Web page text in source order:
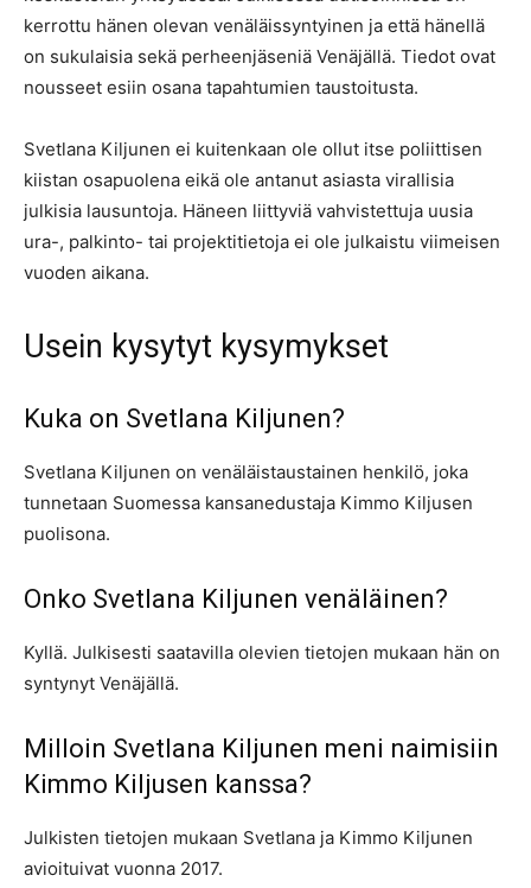
kerrottu hänen olevan venäläissyntyinen ja että hänellä
on sukulaisia sekä perheenjäseniä Venäjällä. Tiedot ovat
nousseet esiin osana tapahtumien taustoitusta.
Svetlana Kiljunen ei kuitenkaan ole ollut itse poliittisen
kiistan osapuolena eikä ole antanut asiasta virallisia
julkisia lausuntoja. Häneen liittyviä vahvistettuja uusia
ura-, palkinto- tai projektitietoja ei ole julkaistu viimeisen
vuoden aikana.
Usein kysytyt kysymykset
Kuka on Svetlana Kiljunen?
Svetlana Kiljunen on venäläistaustainen henkilö, joka
tunnetaan Suomessa kansanedustaja Kimmo Kiljusen
puolisona.
Onko Svetlana Kiljunen venäläinen?
Kyllä. Julkisesti saatavilla olevien tietojen mukaan hän on
syntynyt Venäjällä.
Milloin Svetlana Kiljunen meni naimisiin
Kimmo Kiljusen kanssa?
Julkisten tietojen mukaan Svetlana ja Kimmo Kiljunen
avioituivat vuonna 2017.